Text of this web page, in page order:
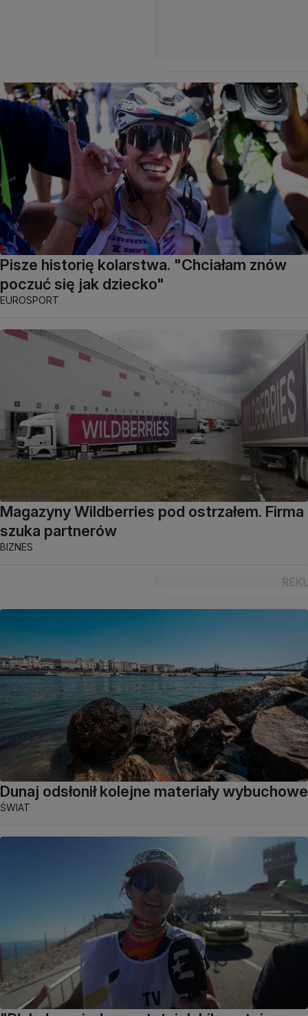
Pisze historię kolarstwa. "Chciałam znów
poczuć się jak dziecko"
EUROSPORT
Magazyny Wildberries pod ostrzałem. Firma
szuka partnerów
BIZNES
Dunaj odsłonił kolejne materiały wybuchowe
ŚWIAT